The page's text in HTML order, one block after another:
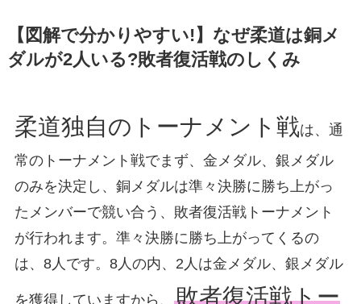
【図解で分かりやすい!】なぜ柔道は銅メ
ダルが2人いる?敗者復活戦のしくみ
柔道独自のトーナメント戦は、通
常のトーナメント戦でまず、金メダル、銀メダル
のみを決定し、銅メダルは準々決勝に勝ち上がっ
たメンバーで競い合う、敗者復活戦トーナメント
が行われます。準々決勝に勝ち上がってくるの
は、8人です。8人の内、2人は金メダル、銀メダル
を獲得していますから、 敗者復活戦トー